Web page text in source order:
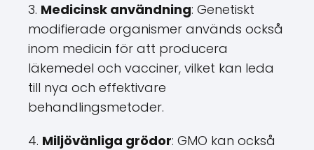
3. Medicinsk användning: Genetiskt
modifierade organismer används också
inom medicin för att producera
läkemedel och vacciner, vilket kan leda
till nya och effektivare
behandlingsmetoder.
4. Miljövänliga grödor: GMO kan också